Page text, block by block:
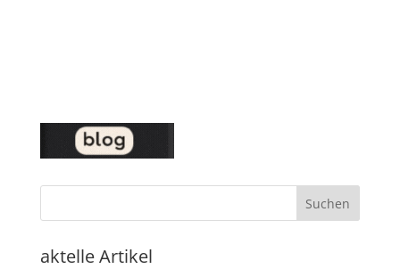
Suchen
aktelle Artikel